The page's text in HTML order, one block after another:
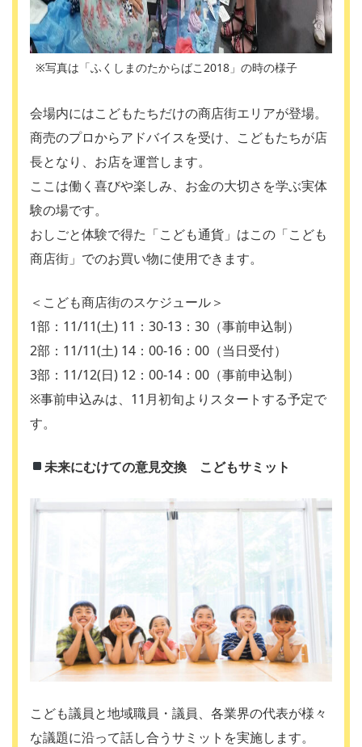
※写真は「ふくしまのたからばこ2018」の時の様子
会場内にはこどもたちだけの商店街エリアが登場。
商売のプロからアドバイスを受け、こどもたちが店
長となり、お店を運営します。
ここは働く喜びや楽しみ、お金の大切さを学ぶ実体
験の場です。
おしごと体験で得た「こども通貨」はこの「こども
商店街」でのお買い物に使用できます。
＜こども商店街のスケジュール＞
1部：11/11(土) 11：30-13：30（事前申込制）
2部：11/11(土) 14：00-16：00（当日受付）
3部：11/12(日) 12：00-14：00（事前申込制）
※事前申込みは、11月初旬よりスタートする予定で
す。
未来にむけての意見交換 こどもサミット
こども議員と地域職員・議員、各業界の代表が様々
な議題に沿って話し合うサミットを実施します。